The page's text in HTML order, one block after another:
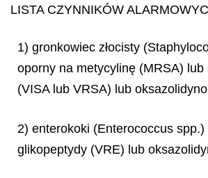
LISTA CZYNNIKÓW
1) gronkowiec złocisty (
oporny na metycylinę (MRSA) lub
(VISA lub VRSA) lub
2) enterokoki (Enterococcus spp.)
glikopeptydy (VRE) lub